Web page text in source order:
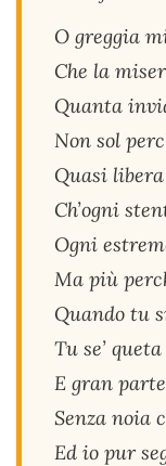
O greggia
Che la
Quanta
Non sol
Quasi
Ch’ogni
Ogni
Ma più
Quando tu
Tu se’
E gran
Senza noia
Ed io pur